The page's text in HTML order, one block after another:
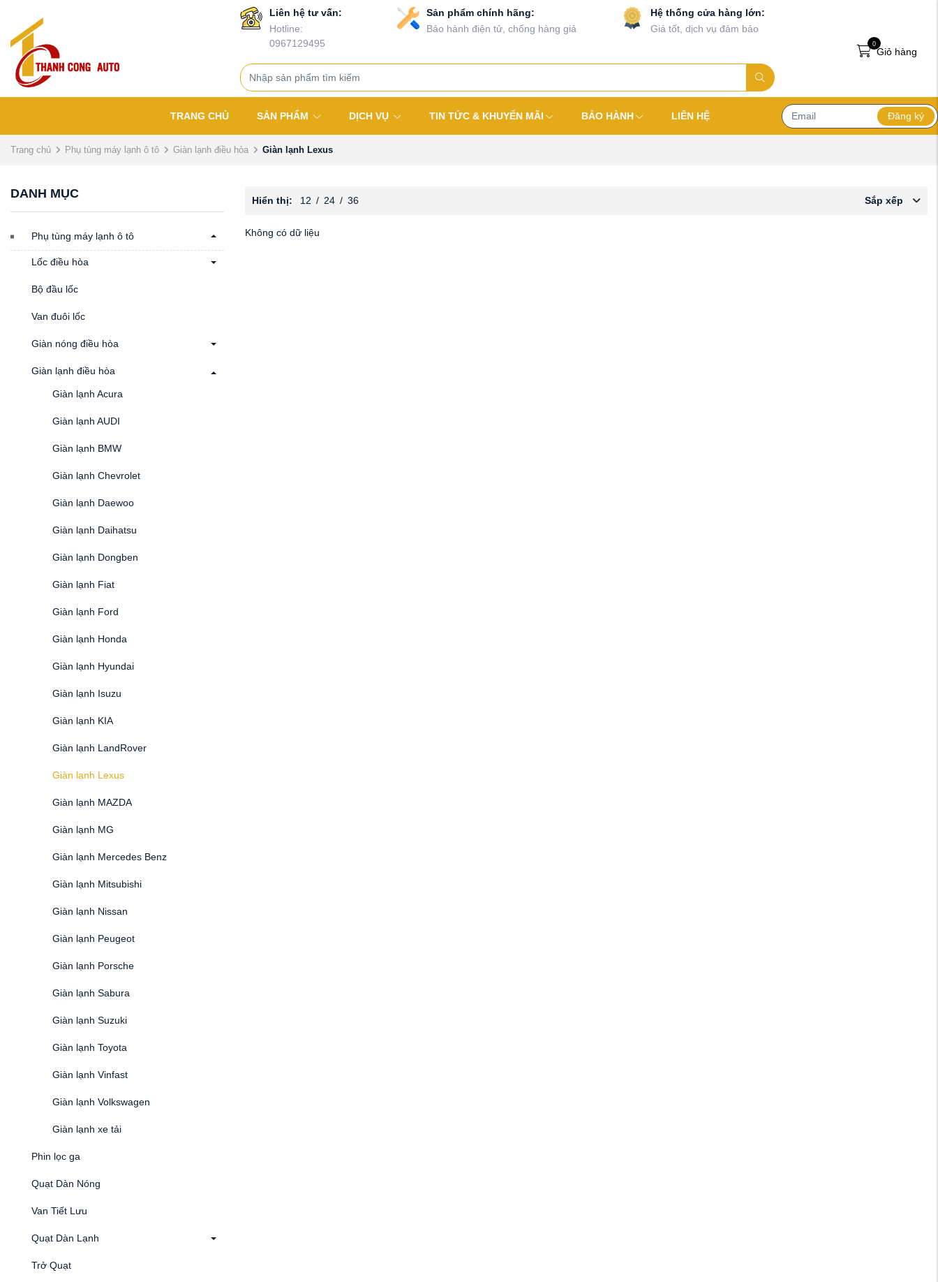
Liên hệ tư vấn:
Hotline:
0967129495
Sản phẩm chính hãng:
Bảo hành điện tử, chống hàng giả
Hệ thống cửa hàng lớn:
Giá tốt, dịch vụ đảm bảo
Giỏ hàng
0
TRANG CHỦ SẢN PHẨM DỊCH VỤ TIN TỨC & KHUYẾN MÃI BẢO HÀNH LIÊN HỆ Đăng ký
Trang chủ Phụ tùng máy lạnh ô tô Giàn lạnh điều hòa Giàn lạnh Lexus
DANH MỤC
Phụ tùng máy lạnh ô tô
Lốc điều hòa
Bộ đầu lốc
Van đuôi lốc
Giàn nóng điều hòa
Giàn lạnh điều hòa
Giàn lạnh Acura
Giàn lạnh AUDI
Giàn lạnh BMW
Giàn lạnh Chevrolet
Giàn lạnh Daewoo
Giàn lạnh Daihatsu
Giàn lạnh Dongben
Giàn lạnh Fiat
Giàn lạnh Ford
Giàn lạnh Honda
Giàn lạnh Hyundai
Giàn lạnh Isuzu
Giàn lạnh KIA
Giàn lạnh LandRover
Giàn lạnh Lexus
Giàn lạnh MAZDA
Giàn lạnh MG
Giàn lạnh Mercedes Benz
Giàn lạnh Mitsubishi
Giàn lạnh Nissan
Giàn lạnh Peugeot
Giàn lạnh Porsche
Giàn lạnh Sabura
Giàn lạnh Suzuki
Giàn lạnh Toyota
Giàn lạnh Vinfast
Giàn lạnh Volkswagen
Giàn lạnh xe tải
Phin lọc ga
Quạt Dàn Nóng
Van Tiết Lưu
Quạt Dàn Lạnh
Trở Quạt
Hiển thị: 12 / 24 / 36 Sắp xếp
Không có dữ liệu